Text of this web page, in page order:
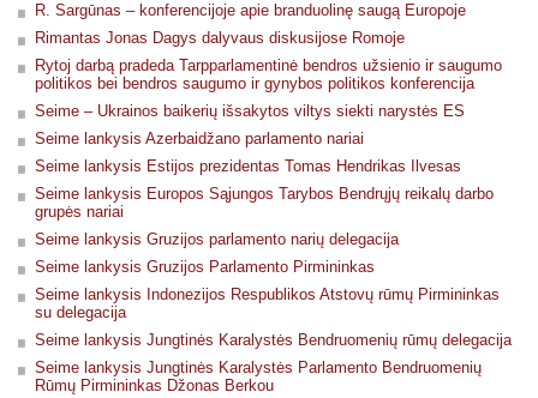
R. Sargūnas – konferencijoje apie branduolinę saugą Europoje
Rimantas Jonas Dagys dalyvaus diskusijose Romoje
Rytoj darbą pradeda Tarpparlamentinė bendros užsienio ir saugumo
politikos bei bendros saugumo ir gynybos politikos konferencija
Seime – Ukrainos baikerių išsakytos viltys siekti narystės ES
Seime lankysis Azerbaidžano parlamento nariai
Seime lankysis Estijos prezidentas Tomas Hendrikas Ilvesas
Seime lankysis Europos Sąjungos Tarybos Bendrųjų reikalų darbo
grupės nariai
Seime lankysis Gruzijos parlamento narių delegacija
Seime lankysis Gruzijos Parlamento Pirmininkas
Seime lankysis Indonezijos Respublikos Atstovų rūmų Pirmininkas
su delegacija
Seime lankysis Jungtinės Karalystės Bendruomenių rūmų delegacija
Seime lankysis Jungtinės Karalystės Parlamento Bendruomenių
Rūmų Pirmininkas Džonas Berkou